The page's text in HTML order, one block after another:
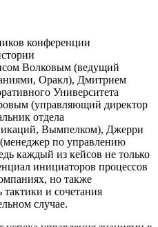
конференции
Волковым (ведущий
Оракл), Дмитрием
Университета
(управляющий директор
отдела
Вымпелком), Джерри
по управлению
каждый из кейсов не только
инициаторов процессов
но также
и сочетания
случае.